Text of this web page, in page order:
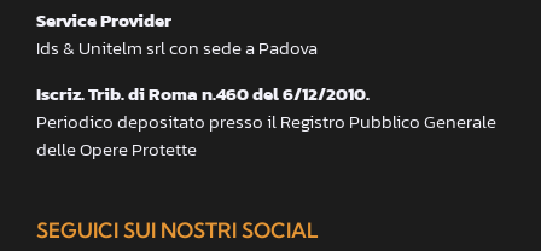
Service Provider
Ids & Unitelm srl con sede a Padova
Iscriz. Trib. di Roma n.460 del 6/12/2010.
Periodico depositato presso il Registro Pubblico Generale
delle Opere Protette
SEGUICI SUI NOSTRI SOCIAL